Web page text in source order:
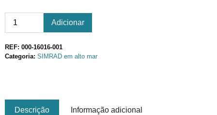
Adicionar
REF: 000-16016-001
Categoria: SIMRAD em alto mar
Descrição Informação adicional